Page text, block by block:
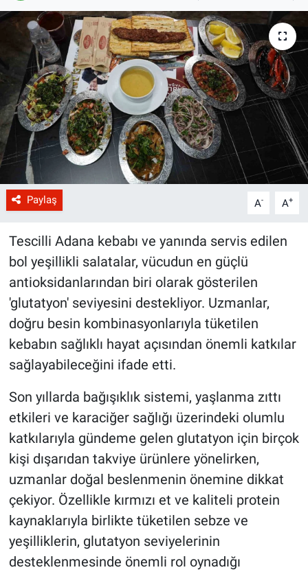
Paylaş A- A+
Tescilli Adana kebabı ve yanında servis edilen
bol yeşillikli salatalar, vücudun en güçlü
antioksidanlarından biri olarak gösterilen
'glutatyon' seviyesini destekliyor. Uzmanlar,
doğru besin kombinasyonlarıyla tüketilen
kebabın sağlıklı hayat açısından önemli katkılar
sağlayabileceğini ifade etti.
Son yıllarda bağışıklık sistemi, yaşlanma zıttı
etkileri ve karaciğer sağlığı üzerindeki olumlu
katkılarıyla gündeme gelen glutatyon için birçok
kişi dışarıdan takviye ürünlere yönelirken,
uzmanlar doğal beslenmenin önemine dikkat
çekiyor. Özellikle kırmızı et ve kaliteli protein
kaynaklarıyla birlikte tüketilen sebze ve
yeşilliklerin, glutatyon seviyelerinin
desteklenmesinde önemli rol oynadığı